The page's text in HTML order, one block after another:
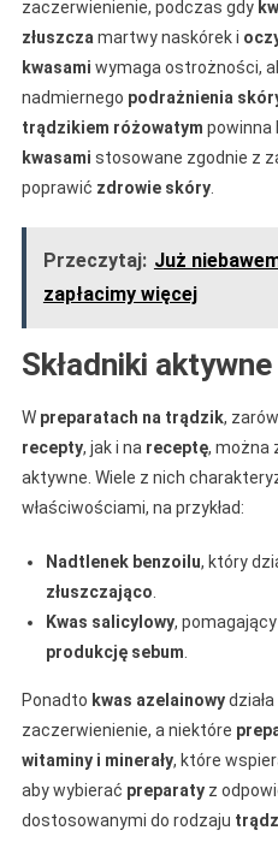
zaczerwienienie, podczas gdy
złuszcza martwy naskórek i
kwasami wymaga ostrożności,
nadmiernego podrażnienia
trądzikiem różowatym powinna
kwasami stosowane zgodnie z
poprawić zdrowie skóry.
Przeczytaj: Już
zapłacimy więcej
Składniki
W preparatach na trądzik,
recepty, jak i na receptę, można
aktywne. Wiele z nich
właściwościami, na przykład:
Nadtlenek benzoilu, który
złuszczająco
Kwas salicylowy, pomagający
produkcję sebum
Ponadto kwas azelainowydziała
zaczerwienienie, a niektóre
witaminy i minerały, które
aby wybierać preparatyz
dostosowanymi do rodzaju